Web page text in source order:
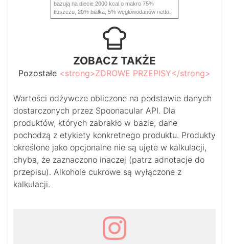
bazują na diecie 2000 kcal o makro 75%
tłuszczu, 20% białka, 5% węglowodanów netto.
ZOBACZ TAKŻE
Pozostałe <strong>ZDROWE PRZEPISY</strong>
Wartości odżywcze obliczone na podstawie danych
dostarczonych przez Spoonacular API. Dla
produktów, których zabrakło w bazie, dane
pochodzą z etykiety konkretnego produktu. Produkty
określone jako opcjonalne nie są ujęte w kalkulacji,
chyba, że zaznaczono inaczej (patrz adnotacje do
przepisu). Alkohole cukrowe są wyłączone z
kalkulacji.